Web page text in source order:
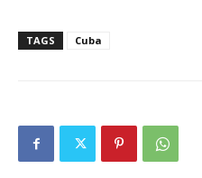
TAGS Cuba